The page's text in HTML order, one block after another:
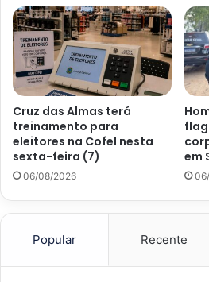
Cruz das Almas terá
treinamento para
eleitores na Cofel nesta
sexta-feira (7)
06/08/2026
em
Popular Recente